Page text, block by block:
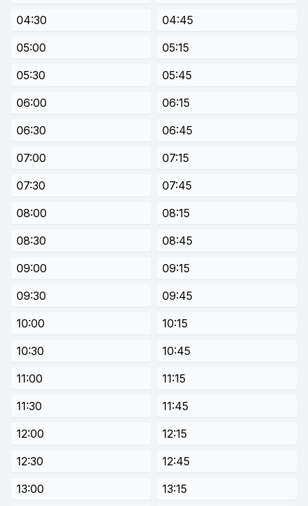
04:30
04:45
05:00
05:15
05:30
05:45
06:00
06:15
06:30
06:45
07:00
07:15
07:30
07:45
08:00
08:15
08:30
08:45
09:00
09:15
09:30
09:45
10:00
10:15
10:30
10:45
11:00
11:15
11:30
11:45
12:00
12:15
12:30
12:45
13:00
13:15